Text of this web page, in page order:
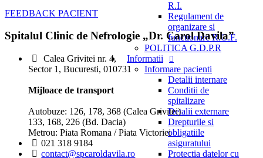
R.I.
Regulament de
organizare si
functionare R.O.F.
POLITICA G.D.P.R
Informatii
Informare pacienti
Detalii internare
Conditii de
spitalizare
Detalii externare
Drepturile si
obligatiile
asiguratului
Protectia datelor cu
FEEDBACK PACIENT
Spitalul Clinic de Nefrologie „Dr. Carol Davila”
Calea Grivitei nr. 4,
Sector 1, Bucuresti, 010731
Mijloace de transport
Autobuze: 126, 178, 368 (Calea Grivitei)
133, 168, 226 (Bd. Dacia)
Metrou: Piata Romana / Piata Victoriei
021 318 9184
contact@spcaroldavila.ro